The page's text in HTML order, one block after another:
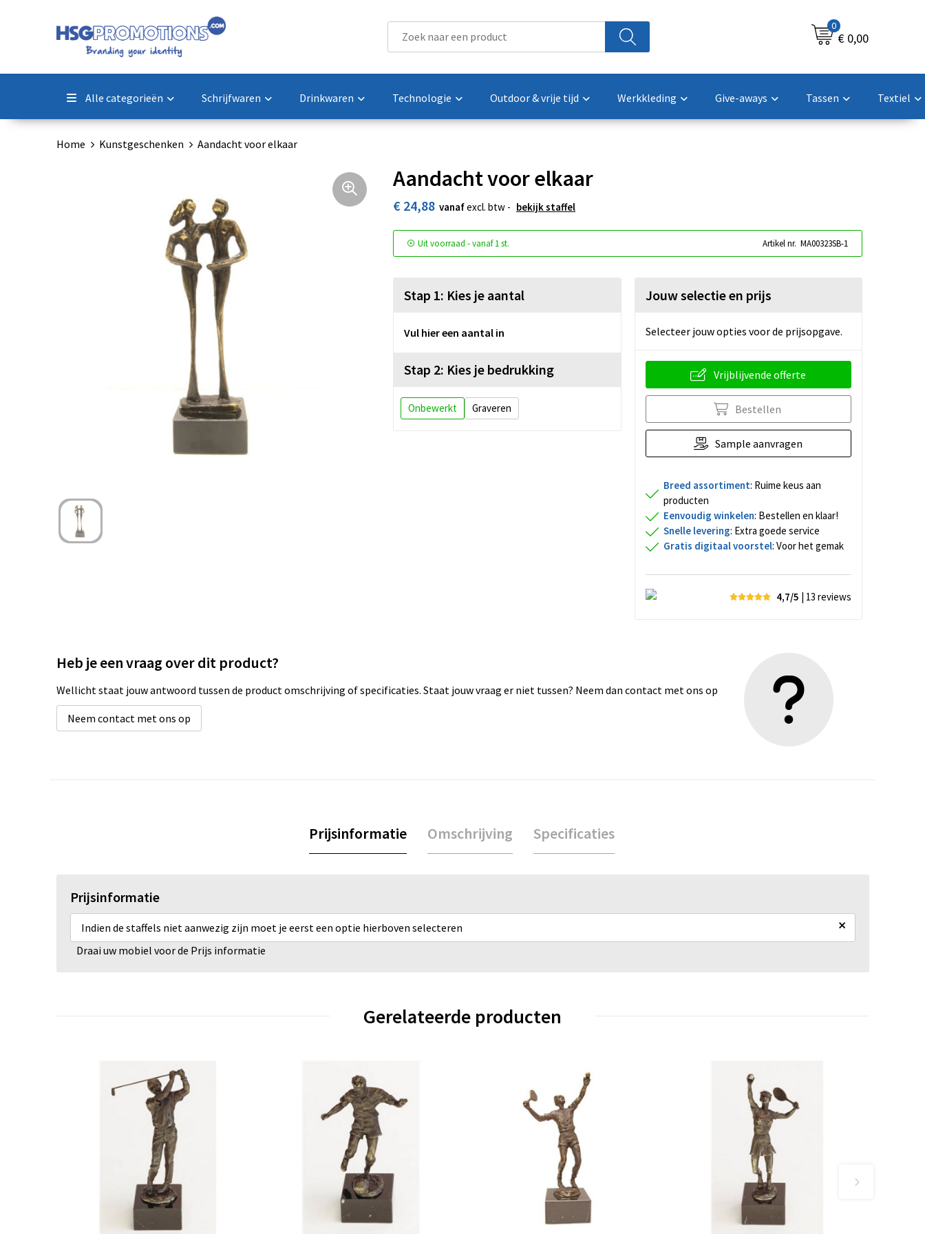
0
€ 0,00
Alle categorieën Schrijfwaren Drinkwaren Technologie Outdoor & vrije tijd Werkkleding Give-aways Tassen Textiel
Home Kunstgeschenken Aandacht voor elkaar
Aandacht voor elkaar
€ 24,88 vanafexcl. btw - bekijk staffel
Uit voorraad -vanaf1 st. Artikel nr. MA00323SB-1
Stap 1: Kies je aantal
Vul hier een aantal in
Stap 2: Kies je bedrukking
Onbewerkt Graveren
Jouw selectie en prijs
Selecteer jouw opties voor de prijsopgave.
Vrijblijvende offerte
Bestellen
Sample aanvragen
Breed assortiment: Ruime keus aan
producten
Eenvoudig winkelen: Bestellen en klaar!
Snelle levering: Extra goede service
Gratis digitaal voorstel: Voor het gemak
4,7/5 | 13 reviews
Heb je een vraag over dit product?
Wellicht staat jouw antwoord tussen de product omschrijving of specificaties. Staat jouw vraag er niet tussen? Neem dan contact met ons op
Neem contact met ons op
Prijsinformatie Omschrijving Specificaties
Prijsinformatie
Indien de staffels niet aanwezig zijn moet je eerst een optie hierboven selecteren ×
Draai uw mobiel voor de Prijs informatie
Gerelateerde producten